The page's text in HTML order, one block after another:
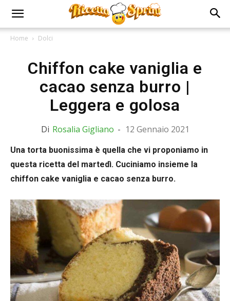
Home Dolci
Chiffon cake vaniglia e
cacao senza burro |
Leggera e golosa
Di Rosalia Gigliano - 12 Gennaio 2021
Una torta buonissima è quella che vi proponiamo in
questa ricetta del martedì. Cuciniamo insieme la
chiffon cake vaniglia e cacao senza burro.